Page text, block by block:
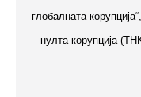
глобалната
– нулта корупција